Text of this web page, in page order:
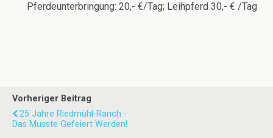
Pferdeunterbringung: 20,- €/Tag; Leihpferd 30,- € /Tag
Vorheriger Beitrag
25 Jahre Riedmühl-Ranch -
Das Musste Gefeiert Werden!